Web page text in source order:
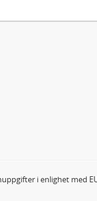
i enlighet med